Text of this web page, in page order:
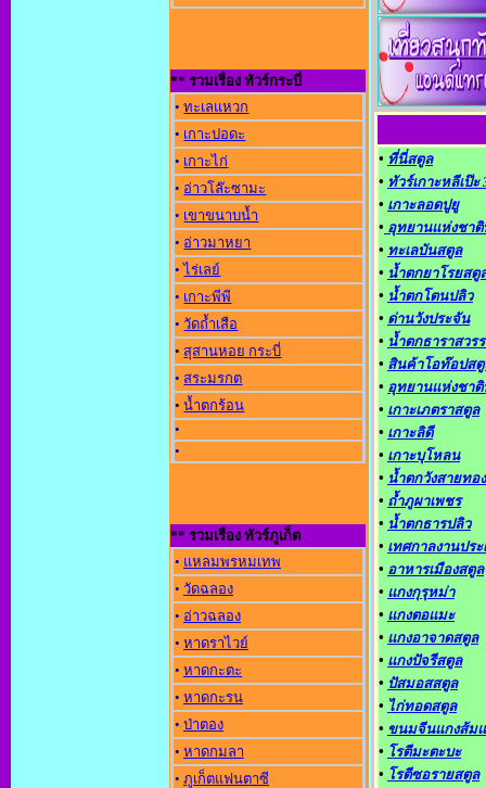
** รวมเรื่อง ทัวร์กระบี่
•ทะเลแหวก
• เกาะปอดะ
• เกาะไก่
• อ่าวโล๊ะซามะ
• เขาขนาบน้ำ
• อ่าวมาหยา
• ไร่เลย์
• เกาะพีพี
•วัดถ้ำเสือ
•สุสานหอย กระบี่
•สระมรกต
•น้ำตกร้อน
•
•
** รวมเรื่อง ทัวร์ภูเก็ต
• แหลมพรหมเทพ
• วัดฉลอง
• อ่าวฉลอง
• หาดราไวย์
• หาดกะตะ
• หาดกะรน
• ป่าตอง
• หาดกมลา
• ภูเก็ตแฟนตาซี
• ที่นี่สตูล
• ทัวร์เกาะหลีเป๊
• เกาะลอดปูยู
• อุทยานแห่งชาติ
• ทะเลบันสตูล
• น้ำตกยาโรยสตู
• น้ำตกโตนปลิว
• ด่านวังประจัน
• น้ำตกธาราสวร
• สินค้าโอท๊อปส
• อุทยานแห่งชาติ
• เกาะเภตราสตูล
• เกาะลิดี
• เกาะบุโหลน
• น้ำตกวังสายทอง
• ถ้ำภูผาเพชร
• น้ำตกธารปลิว
• เทศกาลงานปร
• อาหารเมืองสตูล
• แกงกุรุหม่า
• แกงตอแมะ
• แกงอาจาดสตูล
• แกงปัจรีสตูล
• ปัสมอสสตูล
• ไก่ทอดสตูล
• ขนมจีนแกงส้ม
• โรตีมะตะบะ
• โรตีซอรายสตูล